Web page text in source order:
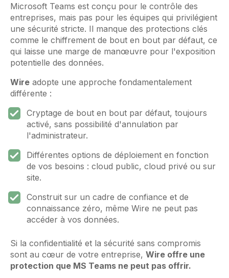
Microsoft Teams est conçu pour le contrôle des
entreprises, mais pas pour les équipes qui privilégient
une sécurité stricte. Il manque des protections clés
comme le chiffrement de bout en bout par défaut, ce
qui laisse une marge de manœuvre pour l'exposition
potentielle des données.
Wire adopte une approche fondamentalement
différente :
Cryptage de bout en bout par défaut, toujours
activé, sans possibilité d'annulation par
l'administrateur.
Différentes options de déploiement en fonction
de vos besoins : cloud public, cloud privé ou sur
site.
Construit sur un cadre de confiance et de
connaissance zéro, même Wire ne peut pas
accéder à vos données.
Si la confidentialité et la sécurité sans compromis
sont au cœur de votre entreprise, Wire offre une
protection que MS Teams ne peut pas offrir.